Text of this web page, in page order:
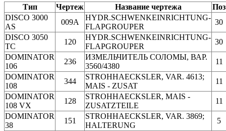
Тип Чертеж Название чертежа
Поз
DISCO 3000
AS
009A
HYDR.SCHWENKEINRICHTUNG-
FLAPGROUPER
30
DISCO 3050
TC
120
HYDR.SCHWENKEINRICHTUNG-
FLAPGROUPER
30
DOMINATOR
106
236
ИЗМЕЛЬЧИТЕЛЬ СОЛОМЫ, ВАР.
3560/4380
11
DOMINATOR
108
344
STROHHAECKSLER, VAR. 4613;
MAIS - ZUSAT
11
DOMINATOR
108 VX
128
STROHHAECKSLER, MAIS -
ZUSATZTEILE
11
DOMINATOR
38
151
STROHHAECKSLER, VAR. 3869;
HALTERUNG
5